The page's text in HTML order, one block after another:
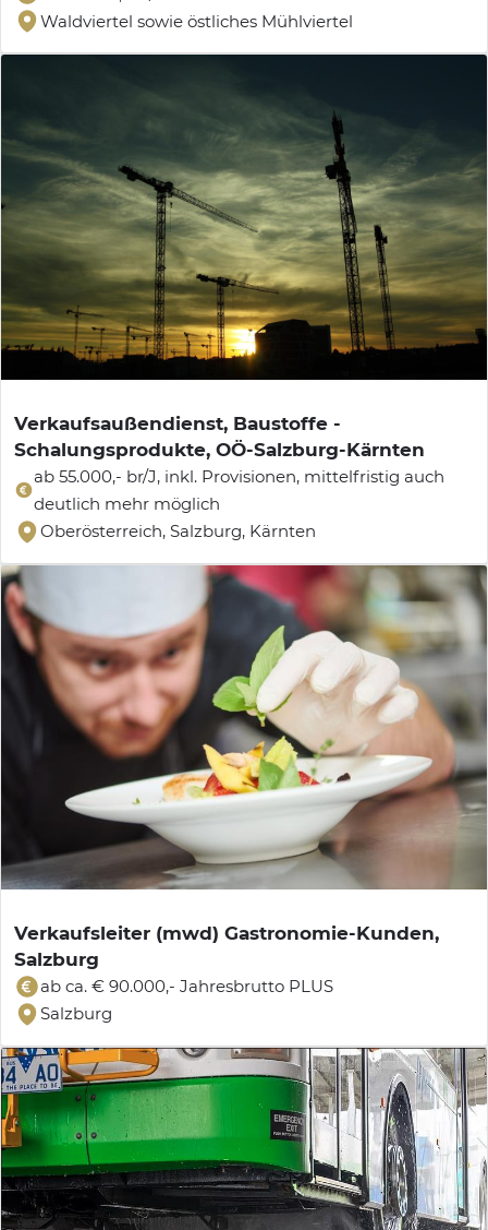
Waldviertel sowie östliches Mühlviertel
Verkaufsaußendienst, Baustoffe -
Schalungsprodukte, OÖ-Salzburg-Kärnten
ab 55.000,- br/J, inkl. Provisionen, mittelfristig auch
deutlich mehr möglich
Oberösterreich, Salzburg, Kärnten
Verkaufsleiter (mwd) Gastronomie-Kunden,
Salzburg
ab ca. € 90.000,- Jahresbrutto PLUS
Salzburg